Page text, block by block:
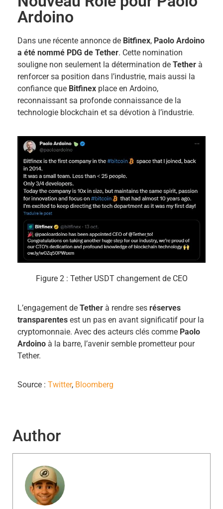
Ardoino
Dans une récente annonce de Bitfinex, Paolo Ardoino
a été nommé PDG de Tether. Cette nomination
souligne non seulement la détermination de Tether à
renforcer sa position dans l’industrie, mais aussi la
confiance que Bitfinex place en Ardoino,
reconnaissant sa profonde connaissance de la
technologie blockchain et sa dévotion à l’industrie.
Figure 2 : Tether USDT changement de CEO
L’engagement de Tether à rendre ses réserves
transparentes est un pas en avant significatif pour la
cryptomonnaie. Avec des acteurs clés comme Paolo
Ardoino à la barre, l’avenir semble prometteur pour
Tether.
Source : Twitter, Bloomberg
Author